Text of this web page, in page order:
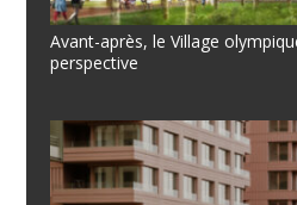
Avant-après, le Village
perspective